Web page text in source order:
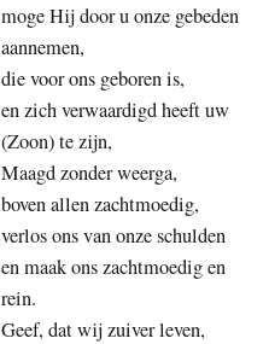
moge Hij door u onze gebeden
aannemen,
die voor ons geboren is,
en zich verwaardigd heeft uw
(Zoon) te zijn,
Maagd zonder weerga,
boven allen zachtmoedig,
verlos ons van onze schulden
en maak ons zachtmoedig en
rein.
Geef, dat wij zuiver leven,